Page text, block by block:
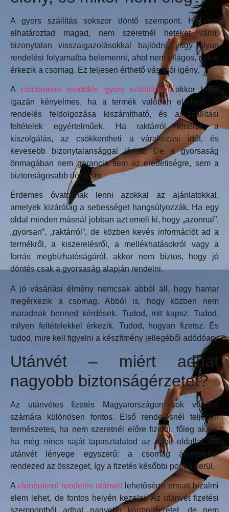
A gyors szállítás sokszor döntő szempont. Ha már
elhatároztad magad, nem szeretnél heteket várni,
bizonytalan visszaigazolásokkal bajlódni, vagy olyan
rendelési folyamatba belemenni, ahol nem világos, mikor
érkezik a csomag. Ez teljesen érthető vásárlói igény.
A clenbuterol rendelés gyors szállítássalakkor lehet
igazán kényelmes, ha a termék valóban elérhető, a
rendelés feldolgozása kiszámítható, és a szállítási
feltételek egyértelműek. Ha raktárról történik a
kiszolgálás, az csökkentheti a várakozási időt, és
kevesebb bizonytalansággal járhat. De a gyorsaság
önmagában nem garancia sem az eredetiségre, sem a
biztonságosabb döntésre.
Érdemes óvatosnak lenni azokkal az ajánlatokkal,
amelyek kizárólag a sebességet hangsúlyozzák. Ha egy
oldal minden másnál jobban azt emeli ki, hogy „azonnal”,
„gyorsan”, „raktárról”, de közben kevés információt ad a
termékről, a kiszerelésről, a mellékhatásokról vagy a
forrás megbízhatóságáról, akkor nem biztos, hogy jó
döntés csak a gyorsaság alapján rendelni.
A jó vásárlási élmény nemcsak abból áll, hogy hamar
megérkezik a csomag. Abból is, hogy közben nem
maradnak benned kérdések. Tudod, mit kapsz. Tudod,
milyen feltételekkel érkezik. Tudod, hogyan fizetsz. És
tudod, mire kell figyelni a készítmény jellegéből adódóan.
Utánvét – miért adhat
nagyobb biztonságérzetet?
Az utánvétes fizetés Magyarországon sok vásárló
számára különösen fontos. Első rendelésnél teljesen
természetes, ha nem szeretnél előre fizetni, főleg akkor,
ha még nincs saját tapasztalatod az adott oldallal. Az
utánvét lényege egyszerű: a csomag átvételekor
rendezed az összeget, így a fizetés későbbi pontra kerül.
Aclenbuterol rendelés utánvétlehetősége emiatt bizalmi
elem lehet, de fontos helyén kezelni. Az utánvét fizetési